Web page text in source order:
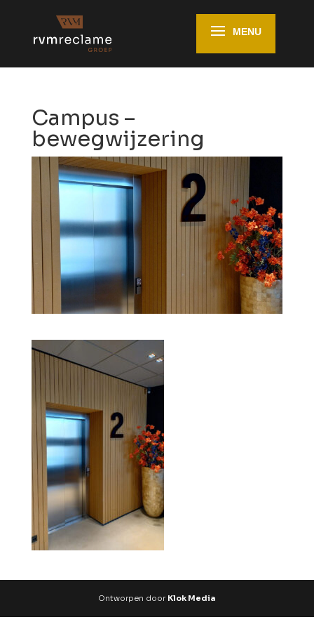
Campus –
bewegwijzering
Ontworpen door Klok Media